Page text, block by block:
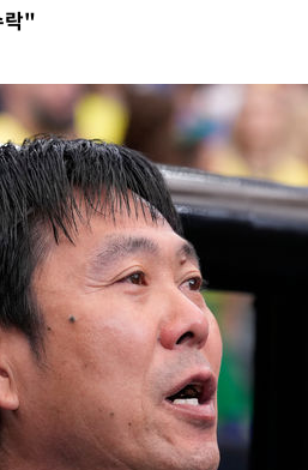
폭염 잠시 꺾인다"
0.3%↓, 다우 0.14%↑
"현재는 내부 지침 준수"
윤리센터도 압수수색
일…감시·경계태세 강화"
미사일 가능성
파악 중"
사"
속[내일날씨]
일 재개
역적자 있어"
수색에 '충격·당황'
순간 '40도'
락"